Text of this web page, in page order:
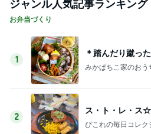
ジャンル人気記事ランキング
お弁当づくり
1
＊踏んだり蹴っ
みかぱちこ家のおう
2
ス・ト・レ・ス☆
ぴこれの毎日コレ